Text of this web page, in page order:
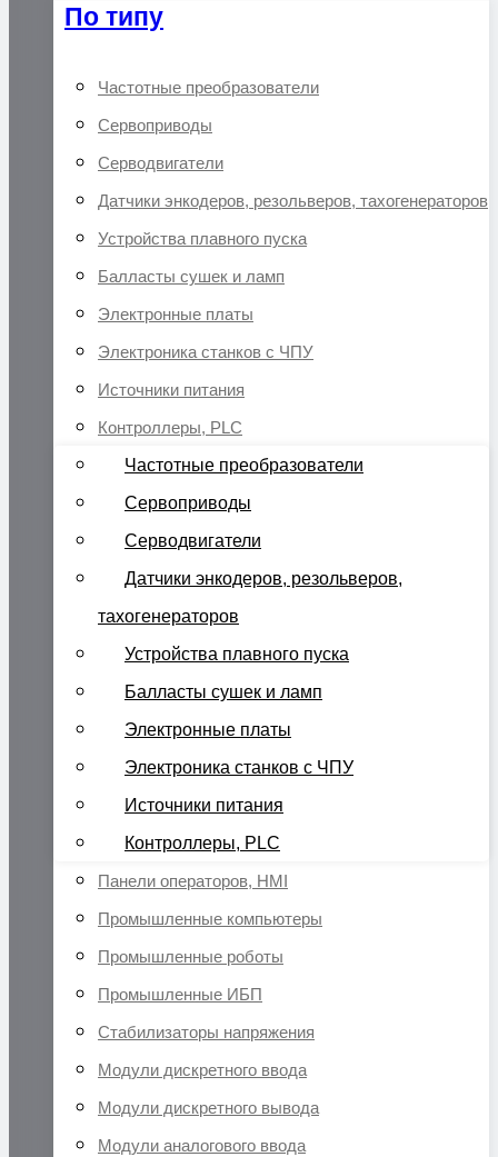
По типу
Частотные преобразователи
Сервоприводы
Серводвигатели
Датчики энкодеров, резольверов, тахогенераторов
Устройства плавного пуска
Балласты сушек и ламп
Электронные платы
Электроника станков с ЧПУ
Источники питания
Контроллеры, PLC
Частотные преобразователи
Сервоприводы
Серводвигатели
Датчики энкодеров, резольверов,
тахогенераторов
Устройства плавного пуска
Балласты сушек и ламп
Электронные платы
Электроника станков с ЧПУ
Источники питания
Контроллеры, PLC
Панели операторов, HMI
Промышленные компьютеры
Промышленные роботы
Промышленные ИБП
Стабилизаторы напряжения
Модули дискретного ввода
Модули дискретного вывода
Модули аналогового ввода